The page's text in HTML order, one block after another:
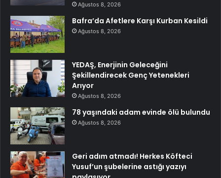
Ağustos 8, 2026
Bafra’da Afetlere Karşı Kurban Kesildi
Ağustos 8, 2026
YEDAŞ, Enerjinin Geleceğini
Şekillendirecek Genç Yetenekleri
Arıyor
Ağustos 8, 2026
78 yaşındaki adam evinde ölü bulundu
Ağustos 8, 2026
Geri adım atmadı! Herkes Köfteci
Yusuf’un şubelerine astığı yazıyı